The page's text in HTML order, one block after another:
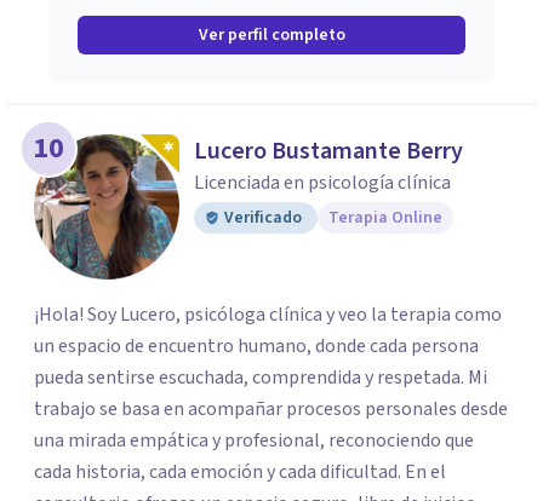
Ver perfil completo
10 Lucero Bustamante Berry
Licenciada en psicología clínica
Verificado Terapia Online
¡Hola! Soy Lucero, psicóloga clínica y veo la terapia como
un espacio de encuentro humano, donde cada persona
pueda sentirse escuchada, comprendida y respetada. Mi
trabajo se basa en acompañar procesos personales desde
una mirada empática y profesional, reconociendo que
cada historia, cada emoción y cada dificultad. En el